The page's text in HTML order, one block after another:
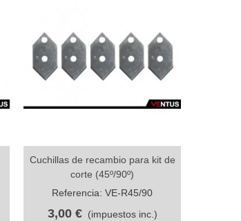
Vista rápida
Cuchillas de recambio para kit de
corte (45º/90º)
Referencia: VE-R45/90
3,00 € (impuestos inc.)